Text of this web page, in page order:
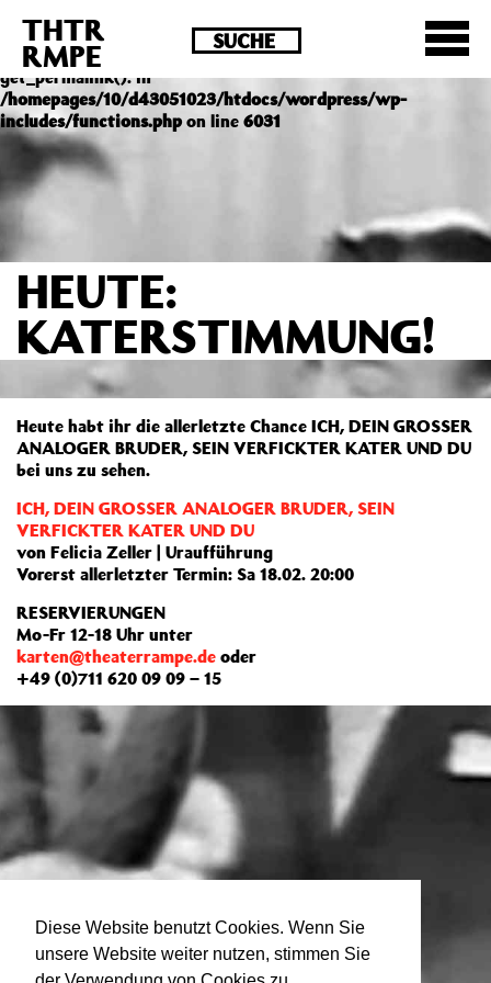
Diese Website benutzt Cookies. Wenn Sie
unsere Website weiter nutzen, stimmen Sie
Deprecated : Die Funktion post_permalink ist seit
Version 4.4.0 veraltet! Verwende stattdessen
get_permalink(). in
/homepages/10/d43051023/htdocs/wordpress/wp-
includes/functions.phpon line 6031
THTR
RMPE
HEUTE:
KATERSTIMMUNG!
Heute habt ihr die allerletzte Chance ICH, DEIN GROSSER
ANALOGER BRUDER, SEIN VERFICKTER KATER UND DU
bei uns zu sehen.
ICH, DEIN GROSSER ANALOGER BRUDER, SEIN
VERFICKTER KATER UND DU
von Felicia Zeller | Uraufführung
Vorerst allerletzter Termin: Sa 18.02. 20:00
RESERVIERUNGEN
Mo-Fr 12-18 Uhr unter
karten@theaterrampe.de oder
+49 (0)711 620 09 09 – 15